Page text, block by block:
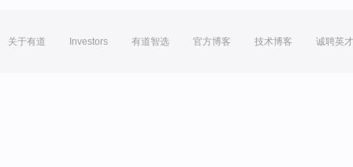
关于有道 Investors 有道智选 官方博客 技术博客 诚聘英才